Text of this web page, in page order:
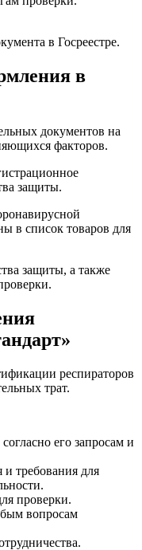
в Госреестре.
в
документов на
факторов.
защиты.
в список товаров для
защиты, а также
респираторов
трат.
его запросам и
требования для
проверки.
вопросам